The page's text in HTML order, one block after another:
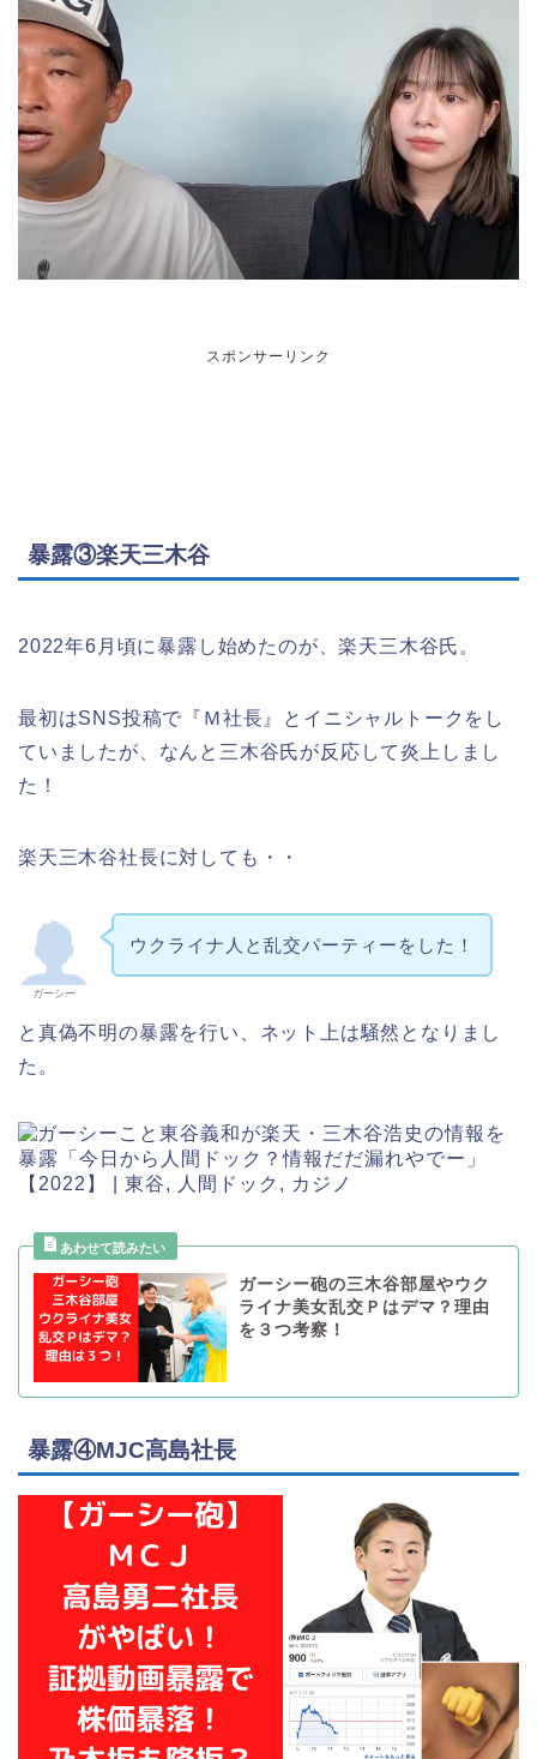
スポンサーリンク
暴露③楽天三木谷
2022年6月頃に暴露し始めたのが、楽天三木谷氏。
最初はSNS投稿で『Ｍ社長』とイニシャルトークをし
ていましたが、なんと三木谷氏が反応して炎上しまし
た！
楽天三木谷社長に対しても・・
ガーシー
ウクライナ人と乱交パーティーをした！
と真偽不明の暴露を行い、ネット上は騒然となりまし
た。
ガーシー砲の三木谷部屋やウク
ライナ美女乱交Ｐはデマ？理由
を３つ考察！
暴露④MJC高島社長